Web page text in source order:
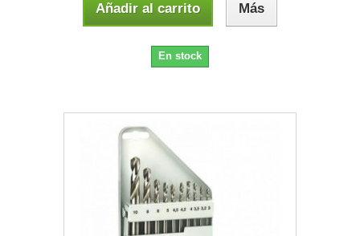
Añadir al carrito Más
En stock